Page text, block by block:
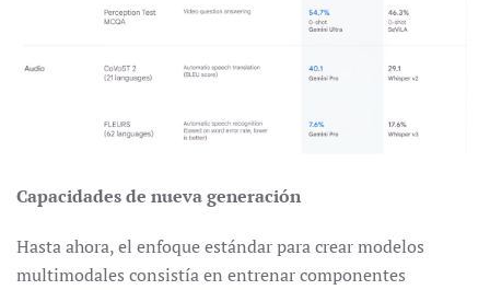
Capacidades de nueva generación
Hasta ahora, el enfoque estándar para crear modelos
multimodales consistía en entrenar componentes